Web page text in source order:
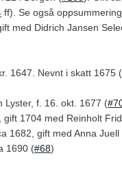
ff). Se også oppsummering
med Didrich Jansen
1647. Nevnt i skatt 1675 (
Lyster, f. 16. okt. 1677 (
gift 1704 med Reinholt
1682, gift med Anna Juell
1690 (#68)